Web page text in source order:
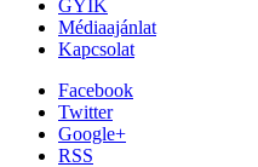
GYIK
Médiaajánlat
Kapcsolat
Facebook
Twitter
Google+
RSS